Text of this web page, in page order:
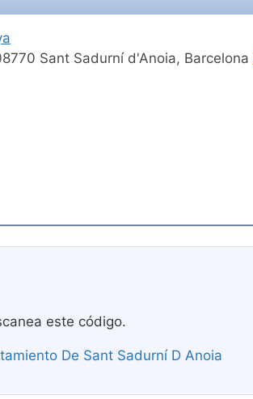
Sant Sadurní d'Anoia, Barcelona
este código.